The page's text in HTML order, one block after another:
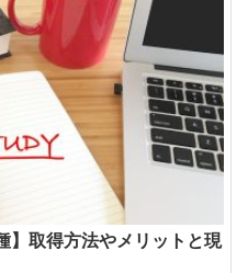
】取得方法やメリットと現